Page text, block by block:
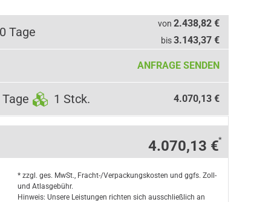
Tage
von 2.438,82 €
bis3.143,37 €
ANFRAGE SENDEN
1 Stck. 4.070,13 €
4.070,13 €*
* zzgl. ges. MwSt., Fracht-/Verpackungskosten und ggfs. Zoll-
und Atlasgebühr.
Hinweis: Unsere Leistungen richten sich ausschließlich an